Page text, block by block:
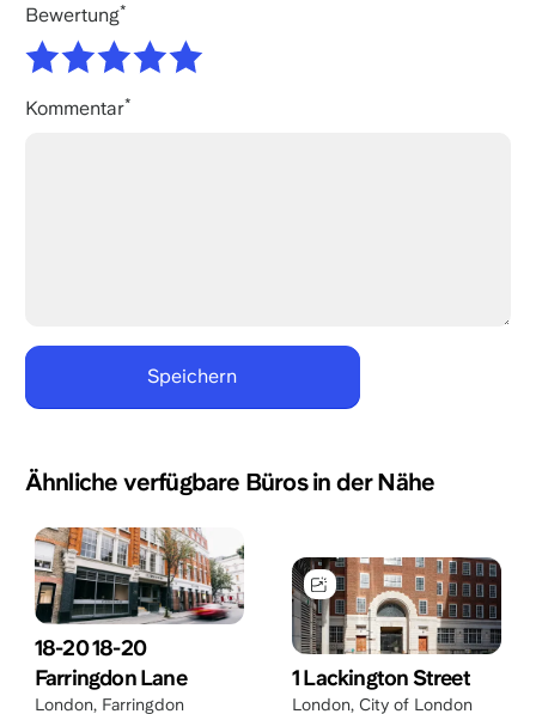
Bewertung
Kommentar
Ähnliche verfügbare Büros in der Nähe
18-20 18-20
Farringdon Lane
London, Farringdon
1 Lackington Street
London, City of London